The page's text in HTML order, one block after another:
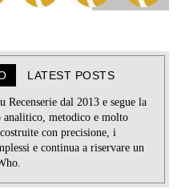
LATEST POSTS
Recenserie dal 2013 e segue la
analitico, metodico e molto
con precisione, i
e continua a riservare un